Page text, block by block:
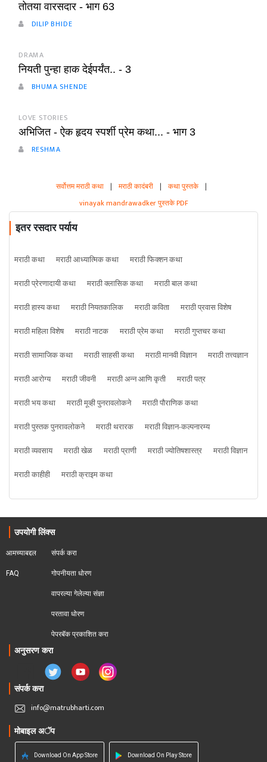
तोतया वारसदार - भाग 63
DILIP BHIDE
DRAMA
नियती पुन्हा हाक देईपर्यंत.. - 3
BHUMA SHENDE
LOVE STORIES
अभिजित - ऐक हृदय स्पर्शी प्रेम कथा... - भाग 3
RESHMA
सर्वोत्तम मराठी कथा | मराठी कादंबरी | कथा पुस्तके |
vinayak mandrawadker पुस्तके PDF
इतर रसदार पर्याय
मराठी कथा मराठी आध्यात्मिक कथा
मराठी फिक्शन कथा
मराठी प्रेरणादायी कथा
मराठी क्लासिक कथा
मराठी बाल कथा
मराठी हास्य कथा
मराठी नियतकालिक मराठी कविता
मराठी प्रवास विशेष
मराठी महिला विशेष
मराठी नाटक मराठी प्रेम कथा
मराठी गुप्तचर कथा
मराठी सामाजिक कथा
मराठी साहसी कथा मराठी मानवी विज्ञान
मराठी तत्त्वज्ञान
मराठी आरोग्य
मराठी जीवनी मराठी अन्न आणि कृती
मराठी पत्र
मराठी भय कथा
मराठी मूव्ही पुनरावलोकने
मराठी पौराणिक कथा
मराठी पुस्तक पुनरावलोकने
मराठी थरारक
मराठी विज्ञान-कल्पनारम्य
मराठी व्यवसाय
मराठी खेळ मराठी प्राणी मराठी ज्योतिषशास्त्र
मराठी विज्ञान
मराठी काहीही
मराठी क्राइम कथा
उपयोगी लिंक्स
आमच्याबद्दल
FAQ
संपर्क करा
गोपनीयता धोरण
वापरल्या गेलेल्या संज्ञा
परतावा धोरण
पेपरबॅक प्रकाशित करा
अनुसरण करा
संपर्क करा
info@matrubharti.com
मोबाइल अॅप
Download On App Store Download On Play Store